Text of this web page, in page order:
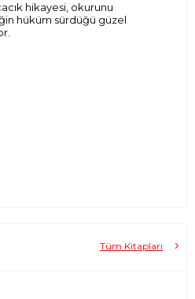
hikayesi, okurunu
hüküm sürdüğü güzel
Tüm Kitapları